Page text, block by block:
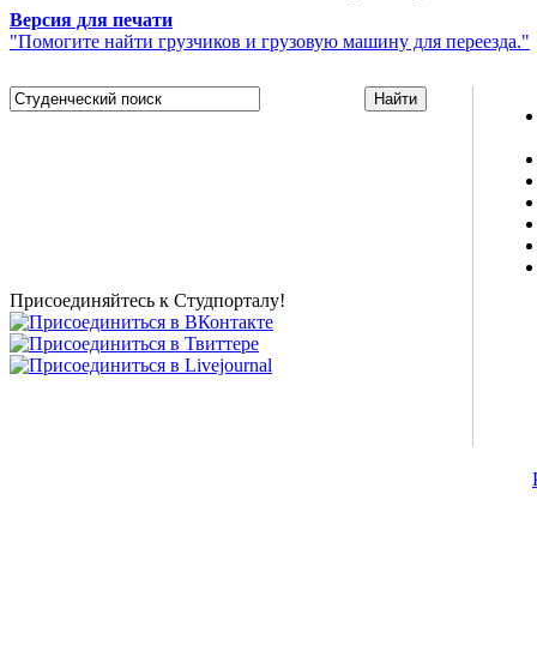
Версия для печати
"Помогите найти грузчиков и грузовую машину для переезда."
Присоединяйтесь к Студпорталу!